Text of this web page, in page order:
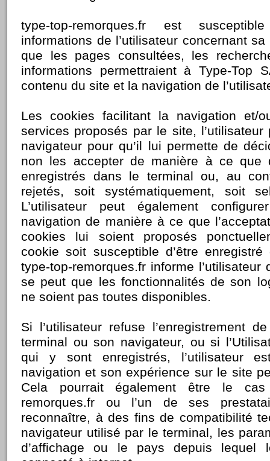
type-top-remorques.fr est
informations de l’utilisateur concernant
que les pages consultées, les
informations permettraient à Type-Top
contenu du site et la navigation de
Les cookies facilitant la navigation et/
services proposés par le site, l’utilisateur
navigateur pour qu’il lui permette de
non les accepter de manière à ce que
enregistrés dans le terminal ou, au
rejetés, soit systématiquement, soit
L’utilisateur peut également
navigation de manière à ce que
cookies lui soient proposés
cookie soit susceptible d’être
type-top-remorques.fr informe
se peut que les fonctionnalités de son
ne soient pas toutes disponibles.
Si l’utilisateur refuse l’enregistrement
terminal ou son navigateur, ou si
qui y sont enregistrés, l’utilisateur
navigation et son expérience sur le site
Cela pourrait également être le cas
remorques.fr ou l’un de ses
reconnaître, à des fins de compatibilité
navigateur utilisé par le terminal, les
d’affichage ou le pays depuis lequel